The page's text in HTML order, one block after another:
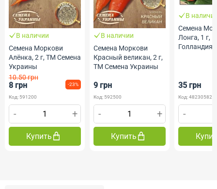
В наличии
Семена Моркови
Алёнка, 2 г, ТМ Семена
Украины
10.50 грн
8 грн -23%
Код: 591200
- +
Купить
В наличии
Семена Моркови
Красный великан, 2 г,
ТМ Семена Украины
9 грн
Код: 592500
- +
Купить
В
Семена
Лонга, 1 г,
Голландия,
35 грн
Код:
-